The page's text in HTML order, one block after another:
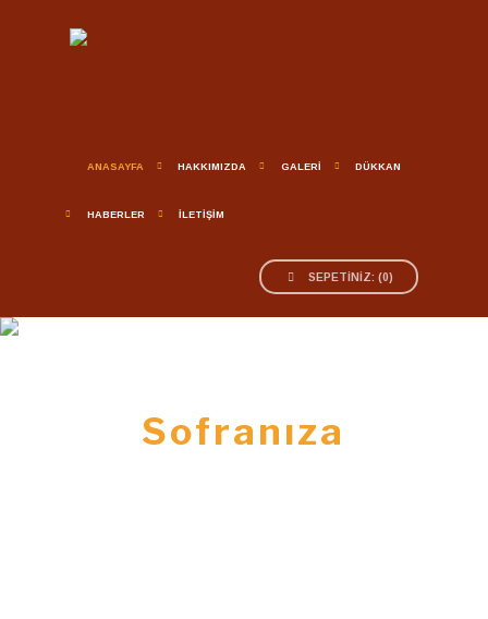
ANASAYFA HAKKIMIZDA GALERİ DÜKKAN
HABERLER İLETİŞİM
SEPETINIZ: (0)
Sofranıza